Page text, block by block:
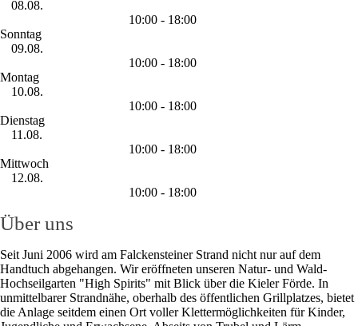
08.08.
10:00 - 18:00
Sonntag
09.08.
10:00 - 18:00
Montag
10.08.
10:00 - 18:00
Dienstag
11.08.
10:00 - 18:00
Mittwoch
12.08.
10:00 - 18:00
Über uns
Seit Juni 2006 wird am Falckensteiner Strand nicht nur auf dem
Handtuch abgehangen. Wir eröffneten unseren Natur- und Wald-
Hochseilgarten "High Spirits" mit Blick über die Kieler Förde. In
unmittelbarer Strandnähe, oberhalb des öffentlichen Grillplatzes, bietet
die Anlage seitdem einen Ort voller Klettermöglichkeiten für Kinder,